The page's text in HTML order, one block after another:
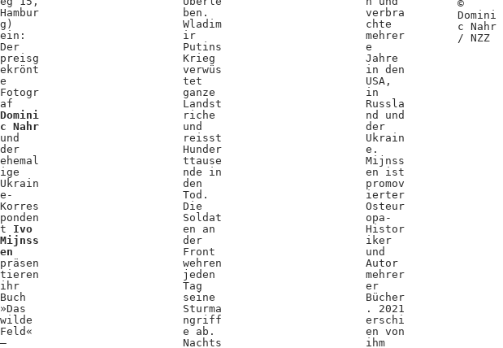
Hambur
g)
ein:
Der
preisg
ekrönt
e
Fotogr
af
Domini
c Nahr
und
der
ehemal
ige
Ukrain
e-
Korres
ponden
t Ivo
Mijnss
en
präsen
tieren
ihr
Buch
»Das
wilde
Feld«
–
ben.
Wladim
ir
Putins
Krieg
verwüs
tet
ganze
Landst
riche
und
reisst
Hunder
ttause
nde in
den
Tod.
Die
Soldat
en an
der
Front
wehren
jeden
Tag
seine
Sturma
ngriff
e ab.
Nachts
verbra
chte
mehrer
e
Jahre
in den
USA,
in
Russla
nd und
der
Ukrain
e.
Mijnss
en ist
promov
ierter
Osteur
opa-
Histor
iker
und
Autor
mehrer
er
Bücher
. 2021
erschi
en von
ihm
©
Domini
c Nahr
/ NZZ